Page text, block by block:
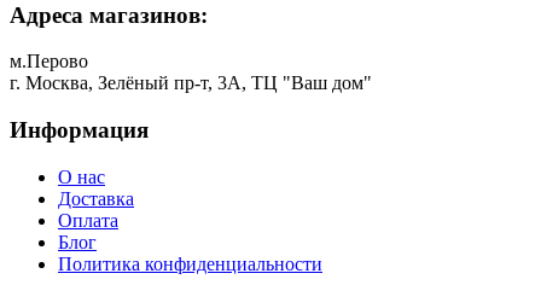
Адреса магазинов:
м.Перово
г. Москва, Зелёный пр-т, 3А, ТЦ "Ваш дом"
Информация
О нас
Доставка
Оплата
Блог
Политика конфиденциальности